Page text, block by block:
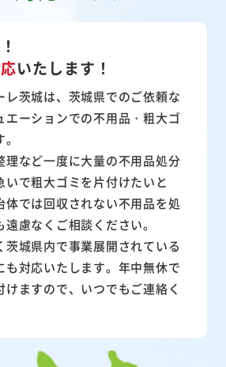
いたします！
レ茨城は、茨城県でのご依頼な
エーションでの不用品・粗大ゴ
理など一度に大量の不用品処分
いで粗大ゴミを片付けたいと
体では回収されない不用品を処
慮なくご相談ください。
茨城県内で事業展開されている
も対応いたします。年中無休で
けますので、いつでもご連絡く